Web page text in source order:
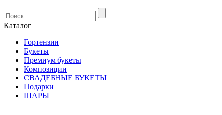
Каталог
Гортензии
Букеты
Премиум букеты
Композиции
СВАДЕБНЫЕ БУКЕТЫ
Подарки
ШАРЫ